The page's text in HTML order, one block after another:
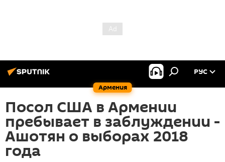
Армения
РУС
Посол США в Армении
пребывает в заблуждении -
Ашотян о выборах 2018
года